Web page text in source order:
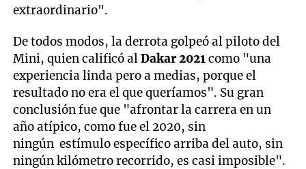
extraordinario".
De todos modos, la derrota golpeó al piloto del
Mini, quien calificó alDakar 2021como "una
experiencia linda pero a medias, porque el
resultado no era el que queríamos". Su gran
conclusión fue que "afrontar la carrera en un
año atípico, como fue el 2020, sin
ningún estímulo específico arriba del auto, sin
ningún kilómetro recorrido, es casi imposible".